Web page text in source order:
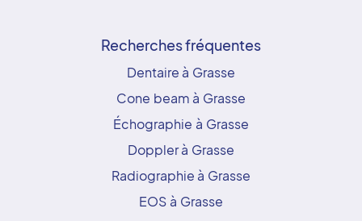
Recherches fréquentes
Dentaire à Grasse
Cone beam à Grasse
Échographie à Grasse
Doppler à Grasse
Radiographie à Grasse
EOS à Grasse